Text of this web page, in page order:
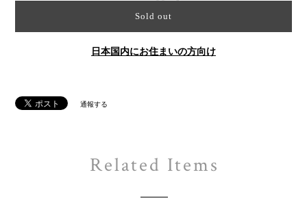
Sold out
日本国内にお住まいの方向け
通報する
Related Items